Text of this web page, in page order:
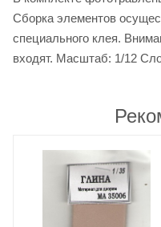
Сборка элементов
специального клея.
входят. Масштаб: 1/12